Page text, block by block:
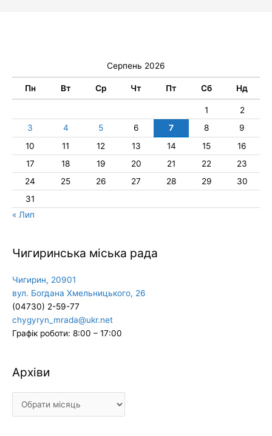
Серпень 2026
Пн Вт Ср Чт Пт Сб Нд
1
2
3
4 5 6 7 8
9
10
11 12 13 14 15
16
17
18 19 20 21 22
23
24
25 26 27 28 29
30
31
« Лип
Чигиринська міська рада
Чигирин, 20901
вул. Богдана Хмельницького, 26
(04730) 2-59-77
chygyryn_mrada@ukr.net
Графік роботи: 8:00 – 17:00
Архіви
Архіви